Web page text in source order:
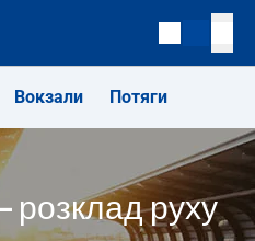
Вокзали Потяги
розклад руху